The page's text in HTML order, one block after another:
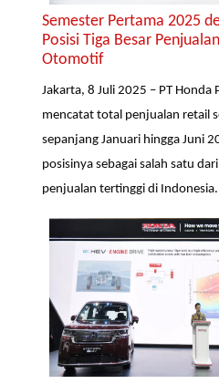
Semester Pertama 2025
Posisi Tiga Besar
Otomotif
Jakarta, 8 Juli 2025 – PT
mencatat total penjualan retail
sepanjang Januari hingga Juni
posisinya sebagai salah satu
penjualan tertinggi di